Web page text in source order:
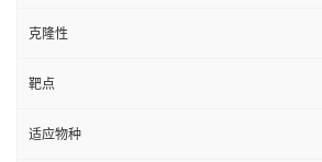
克隆性
靶点
适应物种